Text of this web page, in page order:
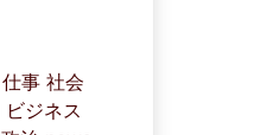
仕事 社会
ビジネス